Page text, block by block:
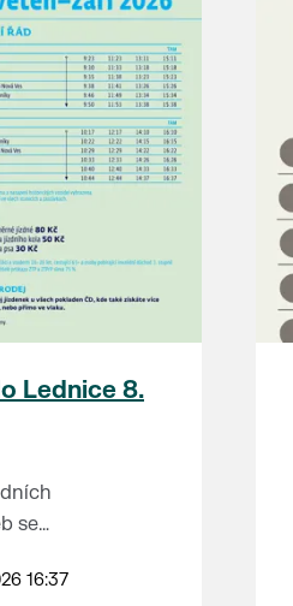
Lednice 8.
se
výlet
o16:37